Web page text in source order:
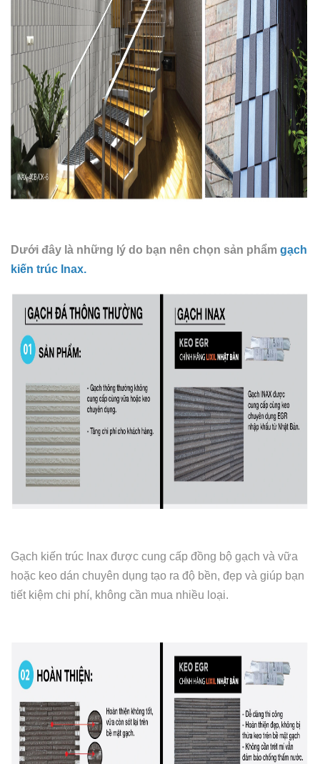
Dưới đây là những lý do bạn nên chọn sản phẩm gạch
kiến trúc Inax.
Gạch kiến trúc Inax được cung cấp đồng bộ gạch và vữa
hoặc keo dán chuyên dụng tạo ra độ bền, đẹp và giúp bạn
tiết kiệm chi phí, không cần mua nhiều loại.